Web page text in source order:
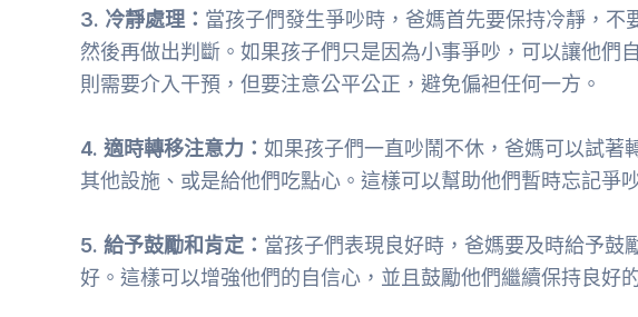
3. 冷靜處理： 當孩子們發生爭吵時，爸媽首先要保持冷靜，不
然後再做出判斷。如果孩子們只是因為小事爭吵，可以讓他們
則需要介入干預，但要注意公平公正，避免偏袒任何一方。
4. 適時轉移注意力： 如果孩子們一直吵鬧不休，爸媽可以試著
其他設施、或是給他們吃點心。這樣可以幫助他們暫時忘記爭
5. 給予鼓勵和肯定： 當孩子們表現良好時，爸媽要及時給予鼓
好。這樣可以增強他們的自信心，並且鼓勵他們繼續保持良好